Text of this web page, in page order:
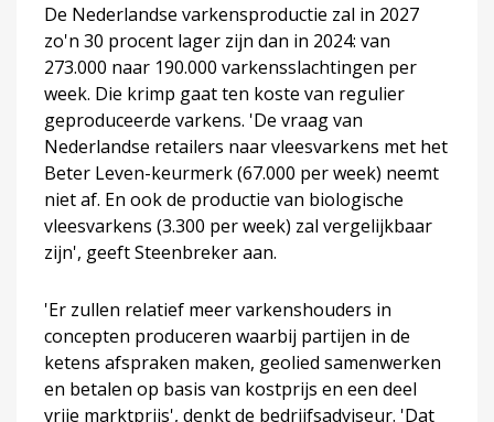
De Nederlandse varkensproductie zal in 2027
zo'n 30 procent lager zijn dan in 2024: van
273.000 naar 190.000 varkensslachtingen per
week. Die krimp gaat ten koste van regulier
geproduceerde varkens. 'De vraag van
Nederlandse retailers naar vleesvarkens met het
Beter Leven-keurmerk (67.000 per week) neemt
niet af. En ook de productie van biologische
vleesvarkens (3.300 per week) zal vergelijkbaar
zijn', geeft Steenbreker aan.
'Er zullen relatief meer varkenshouders in
concepten produceren waarbij partijen in de
ketens afspraken maken, geolied samenwerken
en betalen op basis van kostprijs en een deel
vrije marktprijs', denkt de bedrijfsadviseur. 'Dat